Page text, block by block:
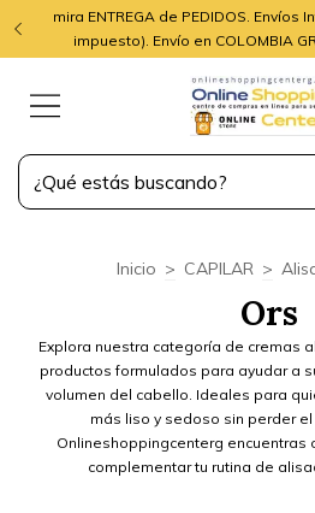
mira ENTREGA de PEDIDOS.
impuesto). Envío en COLOMBIA
Inicio > CAPILAR >
Ors
Explora nuestra categoría de cremas
productos formulados para ayudar a
volumen del cabello. Ideales para
más liso y sedoso sin perder
Onlineshoppingcenterg encuentras
complementar tu rutina de